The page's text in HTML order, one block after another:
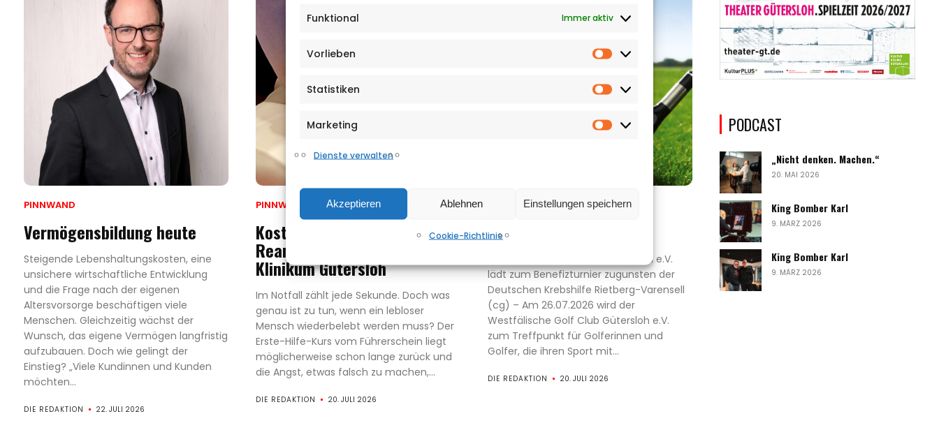
Funktional Immer aktiv
Vorlieben Vorlieben
Statistiken Statistiken
Marketing Marketing
Dienste verwalten
Akzeptieren Ablehnen Einstellungen speichern
Cookie-Richtlinie
Sonderthemen
Ausgaben-
PINNWAND
Vermögensbildung heute
Steigende Lebenshaltungskosten, eine
unsichere wirtschaftliche Entwicklung
und die Frage nach der eigenen
Altersvorsorge beschäftigen viele
Menschen. Gleichzeitig wächst der
Wunsch, das eigene Vermögen langfristig
aufzubauen. Doch wie gelingt der
Einstieg? „Viele Kundinnen und Kunden
möchten...
DIE REDAKTION 22. JULI 2026
PINNWAND
Kostenlose
Reanimationsschulung im
Klinikum Gütersloh
Im Notfall zählt jede Sekunde. Doch was
genau ist zu tun, wenn ein lebloser
Mensch wiederbelebt werden muss? Der
Erste-Hilfe-Kurs vom Führerschein liegt
möglicherweise schon lange zurück und
die Angst, etwas falsch zu machen,...
DIE REDAKTION 20. JULI 2026
PINNWAND
Jeder Schlag zählt
Westfälischer Golf Club Gütersloh e.V.
lädt zum Benefizturnier zugunsten der
Deutschen Krebshilfe Rietberg-Varensell
(cg) – Am 26.07.2026 wird der
Westfälische Golf Club Gütersloh e.V.
zum Treffpunkt für Golferinnen und
Golfer, die ihren Sport mit...
DIE REDAKTION 20. JULI 2026
PODCAST
„Nicht denken. Machen.“
20. MAI 2026
King Bomber Karl
9. MÄRZ 2026
King Bomber Karl
9. MÄRZ 2026